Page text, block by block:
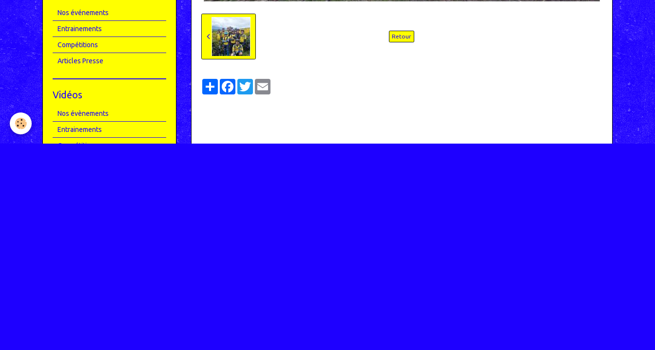
Retour
PartagerFacebook
TwitterEmail
Nos événements
Entrainements
Compétitions
Articles Presse
Vidéos
Nos évènements
Entrainements
Compétitions